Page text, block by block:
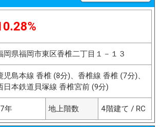
岡県福岡市東区香椎二丁目１－１３
児島本線 香椎 (8分)、香椎線 香椎 (7分)、
日本鉄道貝塚線 香椎宮前 (9分)
年 地上階数 4階建て / RC